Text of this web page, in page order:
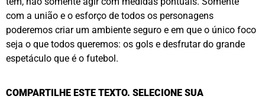
com a união e o esforço de todos os personagens
poderemos criar um ambiente seguro e em que o único foco
seja o que todos queremos: os gols e desfrutar do grande
espetáculo que é o futebol.
COMPARTILHE ESTE TEXTO. SELECIONE SUA